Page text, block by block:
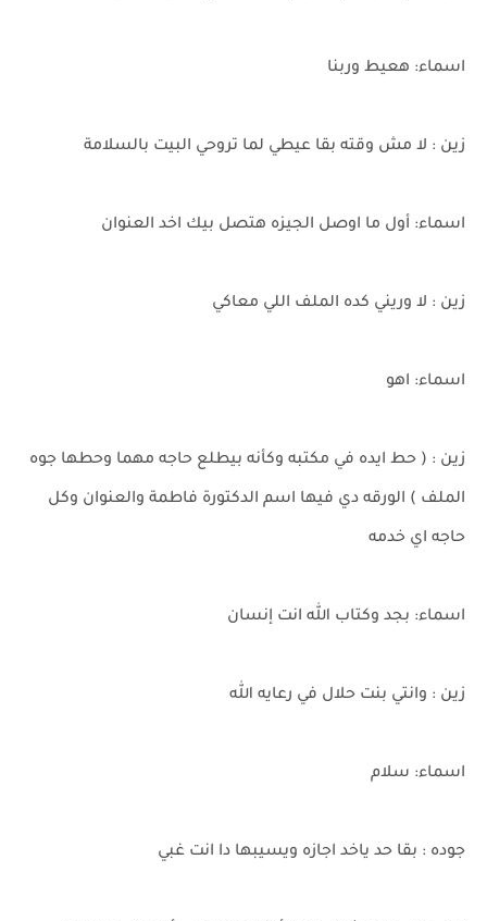
اسماء: هعيط وربنا
زين : لا مش وقته بقا عيطي لما تروحي البيت بالسلامة
اسماء: أول ما اوصل الجيزه هتصل بيك اخد العنوان
زين : لا وريني كده الملف اللي معاكي
اسماء: اهو
زين : ( حط ايده في مكتبه وكأنه بيطلع حاجه مهما وحطها جوه
الملف ) الورقه دي فيها اسم الدكتورة فاطمة والعنوان وكل
حاجه اي خدمه
اسماء: بجد وكتاب الله انت إنسان
زين : وانتي بنت حلال في رعايه الله
اسماء: سلام
جوده : بقا حد ياخد اجازه ويسيبها دا انت غبي